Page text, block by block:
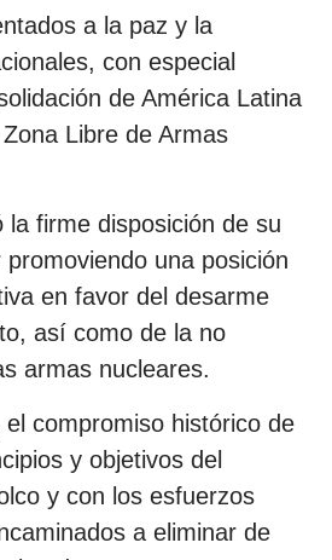
a la paz y la
con especial
de América Latina
Libre de Armas
firme disposición de su
una posición
en favor del desarme
así como de la no
armas nucleares.
compromiso histórico de
y objetivos del
y con los esfuerzos
a eliminar de